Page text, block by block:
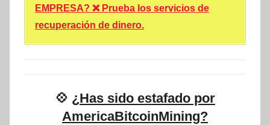
EMPRESA? ❌ Prueba los servicios de
recuperación de dinero.
💠 ¿Has sido estafado por
AmericaBitcoinMining?